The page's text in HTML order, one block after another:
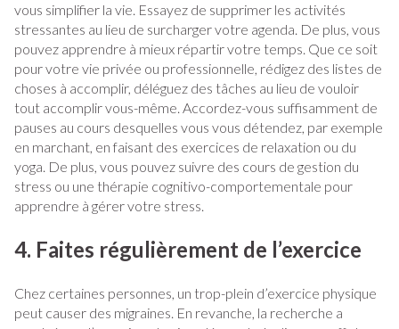
vous simplifier la vie. Essayez de supprimer les activités
stressantes au lieu de surcharger votre agenda. De plus, vous
pouvez apprendre à mieux répartir votre temps. Que ce soit
pour votre vie privée ou professionnelle, rédigez des listes de
choses à accomplir, déléguez des tâches au lieu de vouloir
tout accomplir vous-même. Accordez-vous suffisamment de
pauses au cours desquelles vous vous détendez, par exemple
en marchant, en faisant des exercices de relaxation ou du
yoga. De plus, vous pouvez suivre des cours de gestion du
stress ou une thérapie cognitivo-comportementale pour
apprendre à gérer votre stress.
4. Faites régulièrement de l’exercice
Chez certaines personnes, un trop-plein d’exercice physique
peut causer des migraines. En revanche, la recherche a